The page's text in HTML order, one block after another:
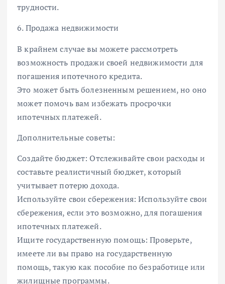
трудности.
6. Продажа недвижимости
В крайнем случае вы можете рассмотреть
возможность продажи своей недвижимости для
погашения ипотечного кредита.
Это может быть болезненным решением, но оно
может помочь вам избежать просрочки
ипотечных платежей.
Дополнительные советы:
Создайте бюджет: Отслеживайте свои расходы и
составьте реалистичный бюджет, который
учитывает потерю дохода.
Используйте свои сбережения: Используйте свои
сбережения, если это возможно, для погашения
ипотечных платежей.
Ищите государственную помощь: Проверьте,
имеете ли вы право на государственную
помощь, такую как пособие по безработице или
жилищные программы.